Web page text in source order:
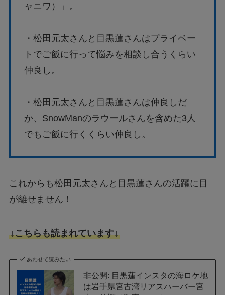
ャニワ）」。
・松田元太さんと目黒蓮さんはプライベー
トでご飯に行って悩みを相談し合うくらい
仲良し。
・松田元太さんと目黒蓮さんは仲良しだ
か、SnowManのラウールさんを含めた3人
でもご飯に行くくらい仲良し。
これからも松田元太さんと目黒蓮さんの活躍に目
が離せません！
↓こちらも読まれています↓
あわせて読みたい
非公開: 目黒蓮インスタの海ロケ地
は岩手県宮古湾リアスハーバー宮